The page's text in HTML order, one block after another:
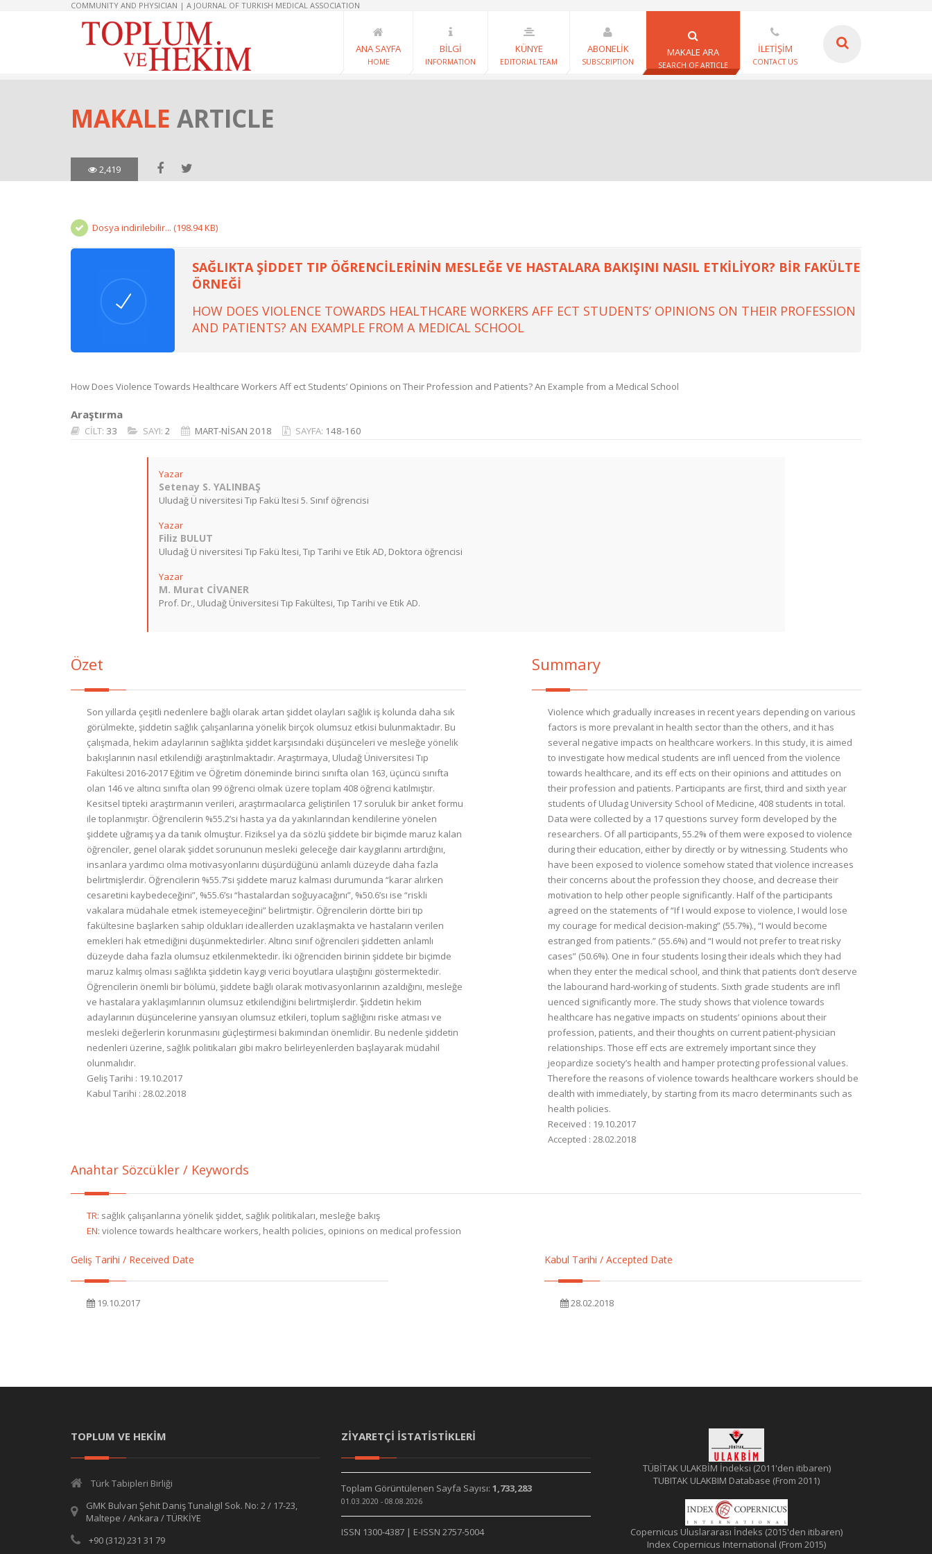
COMMUNITY AND PHYSICIAN | A JOURNAL OF TURKISH MEDICAL ASSOCIATION
ANA SAYFA
HOME
BİLGİ
INFORMATION
KÜNYE
EDITORIAL TEAM
ABONELİK
SUBSCRIPTION
MAKALE ARA
SEARCH OF ARTICLE
İLETİŞİM
CONTACT US
MAKALE ARTICLE
2,419
Dosya indirilebilir... (198.94 KB)
SAĞLIKTA ŞİDDET TIP ÖĞRENCİLERİNİN MESLEĞE VE HASTALARA BAKIŞINI NASIL ETKİLİYOR? BİR FAKÜLTE
ÖRNEĞİ
HOW DOES VIOLENCE TOWARDS HEALTHCARE WORKERS AFF ECT STUDENTS’ OPINIONS ON THEIR PROFESSION
AND PATIENTS? AN EXAMPLE FROM A MEDICAL SCHOOL
How Does Violence Towards Healthcare Workers Aff ect Students’ Opinions on Their Profession and Patients? An Example from a Medical School
Araştırma
CİLT: 33 SAYI: 2 MART-NİSAN 2018 SAYFA: 148-160
Yazar
Setenay S. YALINBAŞ
Uludağ Ü niversitesi Tıp Fakü ltesi 5. Sınıf öğrencisi
Yazar
Filiz BULUT
Uludağ Ü niversitesi Tıp Fakü ltesi, Tıp Tarihi ve Etik AD, Doktora öğrencisi
Yazar
M. Murat CİVANER
Prof. Dr., Uludağ Üniversitesi Tıp Fakültesi, Tıp Tarihi ve Etik AD.
Özet
Son yıllarda çeşitli nedenlere bağlı olarak artan şiddet olayları sağlık iş kolunda daha sık
görülmekte, şiddetin sağlık çalışanlarına yönelik birçok olumsuz etkisi bulunmaktadır. Bu
çalışmada, hekim adaylarının sağlıkta şiddet karşısındaki düşünceleri ve mesleğe yönelik
bakışlarının nasıl etkilendiği araştırılmaktadır. Araştırmaya, Uludağ Üniversitesi Tıp
Fakültesi 2016-2017 Eğitim ve Öğretim döneminde birinci sınıfta olan 163, üçüncü sınıfta
olan 146 ve altıncı sınıfta olan 99 öğrenci olmak üzere toplam 408 öğrenci katılmıştır.
Kesitsel tipteki araştırmanın verileri, araştırmacılarca geliştirilen 17 soruluk bir anket formu
ile toplanmıştır. Öğrencilerin %55.2’si hasta ya da yakınlarından kendilerine yönelen
şiddete uğramış ya da tanık olmuştur. Fiziksel ya da sözlü şiddete bir biçimde maruz kalan
öğrenciler, genel olarak şiddet sorununun mesleki geleceğe dair kaygılarını artırdığını,
insanlara yardımcı olma motivasyonlarını düşürdüğünü anlamlı düzeyde daha fazla
belirtmişlerdir. Öğrencilerin %55.7’si şiddete maruz kalması durumunda “karar alırken
cesaretini kaybedeceğini”, %55.6’sı “hastalardan soğuyacağını”, %50.6’sı ise “riskli
vakalara müdahale etmek istemeyeceğini” belirtmiştir. Öğrencilerin dörtte biri tıp
fakültesine başlarken sahip oldukları ideallerden uzaklaşmakta ve hastaların verilen
emekleri hak etmediğini düşünmektedirler. Altıncı sınıf öğrencileri şiddetten anlamlı
düzeyde daha fazla olumsuz etkilenmektedir. İki öğrenciden birinin şiddete bir biçimde
maruz kalmış olması sağlıkta şiddetin kaygı verici boyutlara ulaştığını göstermektedir.
Öğrencilerin önemli bir bölümü, şiddete bağlı olarak motivasyonlarının azaldığını, mesleğe
ve hastalara yaklaşımlarının olumsuz etkilendiğini belirtmişlerdir. Şiddetin hekim
adaylarının düşüncelerine yansıyan olumsuz etkileri, toplum sağlığını riske atması ve
mesleki değerlerin korunmasını güçleştirmesi bakımından önemlidir. Bu nedenle şiddetin
nedenleri üzerine, sağlık politikaları gibi makro belirleyenlerden başlayarak müdahil
olunmalıdır.
Geliş Tarihi : 19.10.2017
Kabul Tarihi : 28.02.2018
Summary
Violence which gradually increases in recent years depending on various
factors is more prevalant in health sector than the others, and it has
several negative impacts on healthcare workers. In this study, it is aimed
to investigate how medical students are infl uenced from the violence
towards healthcare, and its eff ects on their opinions and attitudes on
their profession and patients. Participants are first, third and sixth year
students of Uludag University School of Medicine, 408 students in total.
Data were collected by a 17 questions survey form developed by the
researchers. Of all participants, 55.2% of them were exposed to violence
during their education, either by directly or by witnessing. Students who
have been exposed to violence somehow stated that violence increases
their concerns about the profession they choose, and decrease their
motivation to help other people significantly. Half of the participants
agreed on the statements of “If I would expose to violence, I would lose
my courage for medical decision-making” (55.7%)., “I would become
estranged from patients.” (55.6%) and “I would not prefer to treat risky
cases” (50.6%). One in four students losing their ideals which they had
when they enter the medical school, and think that patients don’t deserve
the labourand hard-working of students. Sixth grade students are infl
uenced significantly more. The study shows that violence towards
healthcare has negative impacts on students’ opinions about their
profession, patients, and their thoughts on current patient-physician
relationships. Those eff ects are extremely important since they
jeopardize society’s health and hamper protecting professional values.
Therefore the reasons of violence towards healthcare workers should be
dealth with immediately, by starting from its macro determinants such as
health policies.
Received : 19.10.2017
Accepted : 28.02.2018
Anahtar Sözcükler / Keywords
TR: sağlık çalışanlarına yönelik şiddet, sağlık politikaları, mesleğe bakış
EN: violence towards healthcare workers, health policies, opinions on medical profession
Geliş Tarihi / Received Date
19.10.2017
Kabul Tarihi / Accepted Date
28.02.2018
TOPLUM VE HEKİM
Türk Tabipleri Birliği
GMK Bulvarı Şehit Daniş Tunalıgil Sok. No: 2 / 17-23,
Maltepe / Ankara / TÜRKİYE
+90 (312) 231 31 79
ZİYARETÇİ İSTATİSTİKLERİ
Toplam Görüntülenen Sayfa Sayısı: 1,733,283
01.03.2020 - 08.08.2026
ISSN 1300-4387 | E-ISSN 2757-5004
TÜBİTAK ULAKBİM İndeksi (2011'den itibaren)
TUBITAK ULAKBIM Database (From 2011)
Copernicus Uluslararası İndeks (2015'den itibaren)
Index Copernicus International (From 2015)